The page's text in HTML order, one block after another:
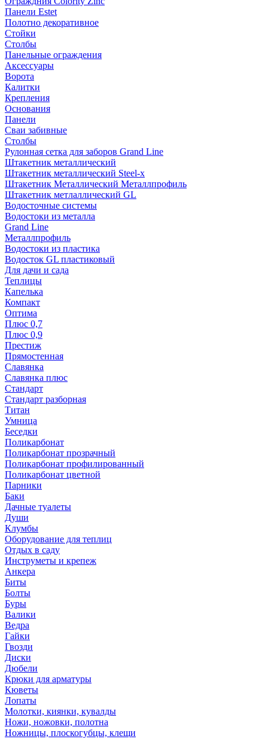
Панели Estet
Полотно декоративное
Стойки
Столбы
Панельные ограждения
Аксессуары
Ворота
Калитки
Крепления
Основания
Панели
Сваи забивные
Столбы
Рулонная сетка для заборов Grand Line
Штакетник металлический
Штакетник металлический Steel-x
Штакетник Металлический Металлпрофиль
Штакетник метлаллический GL
Водосточные системы
Водостоки из металла
Grand Line
Металлпрофиль
Водостоки из пластика
Водосток GL пластиковый
Для дачи и сада
Теплицы
Капелька
Компакт
Оптима
Плюс 0,7
Плюс 0,9
Престиж
Прямостенная
Славянка
Славянка плюс
Стандарт
Стандарт разборная
Титан
Умница
Беседки
Поликарбонат
Поликарбонат прозрачный
Поликарбонат профилированный
Поликарбонат цветной
Парники
Баки
Дачные туалеты
Души
Клумбы
Оборудование для теплиц
Отдых в саду
Инструметы и крепеж
Анкера
Биты
Болты
Буры
Валики
Ведра
Гайки
Гвозди
Диски
Дюбели
Крюки для арматуры
Кюветы
Лопаты
Молотки, киянки, кувалды
Ножи, ножовки, полотна
Ножницы, плоскогубцы, клещи